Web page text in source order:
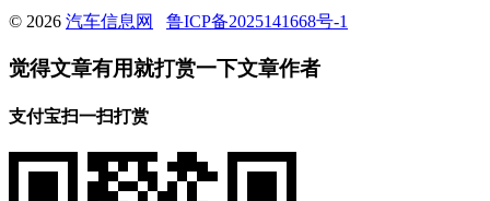
© 2026 汽车信息网 鲁ICP备2025141668号-1
觉得文章有用就打赏一下文章作者
支付宝扫一扫打赏